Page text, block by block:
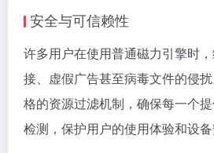
安全与可信赖性
许多用户在使用普通磁力引擎时
接、虚假广告甚至病毒文件的侵
格的资源过滤机制，确保每一个
检测，保护用户的使用体验和设备